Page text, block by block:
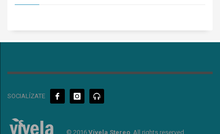
SOCIALÍZATE
© 2016 Vívela Stereo . All rights reserved.